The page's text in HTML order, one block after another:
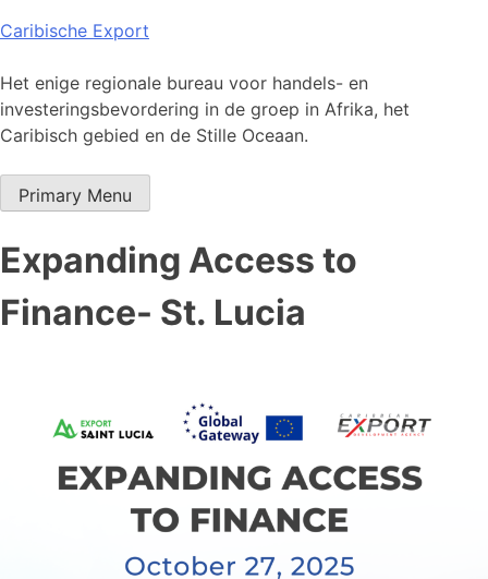
Skip
content
Caribische Export
Het enige regionale bureau voor handels- en
investeringsbevordering in de groep in Afrika, het
Caribisch gebied en de Stille Oceaan.
Primary Menu
Expanding Access to
Finance- St. Lucia